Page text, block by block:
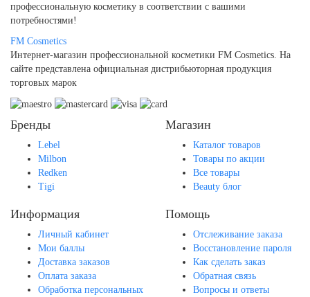
профессиональную косметику в соответствии с вашими
потребностями!
FM Cosmetics
Интернет-магазин профессиональной косметики FM Cosmetics. На
сайте представлена официальная дистрибьюторная продукция
торговых марок
Бренды
Lebel
Milbon
Redken
Tigi
Магазин
Каталог товаров
Товары по акции
Все товары
Beauty блог
Информация
Личный кабинет
Мои баллы
Доставка заказов
Оплата заказа
Обработка персональных
Помощь
Отслеживание заказа
Восстановление пароля
Как сделать заказ
Обратная связь
Вопросы и ответы